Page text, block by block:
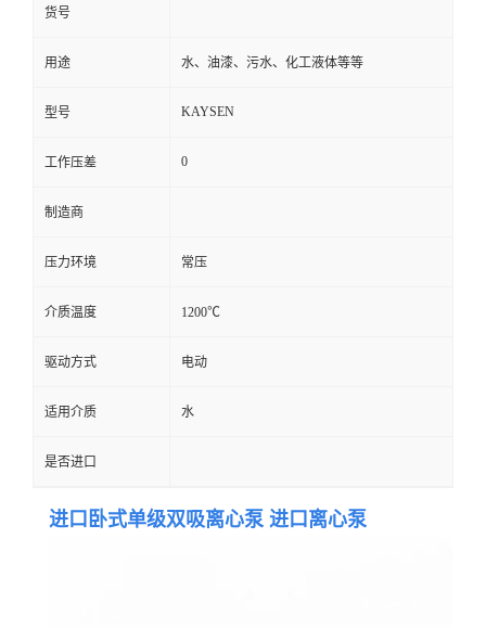
货号
用途 水、油漆、污水、化工液体等等
型号 KAYSEN
工作压差 0
制造商
压力环境 常压
介质温度 1200℃
驱动方式 电动
适用介质 水
是否进口
进口卧式单级双吸离心泵 进口离心泵